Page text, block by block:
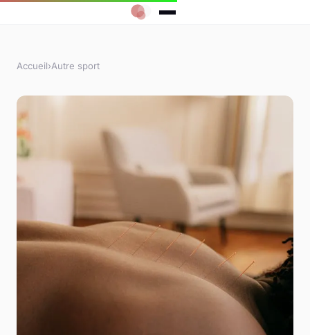
Accueil›Autre sport